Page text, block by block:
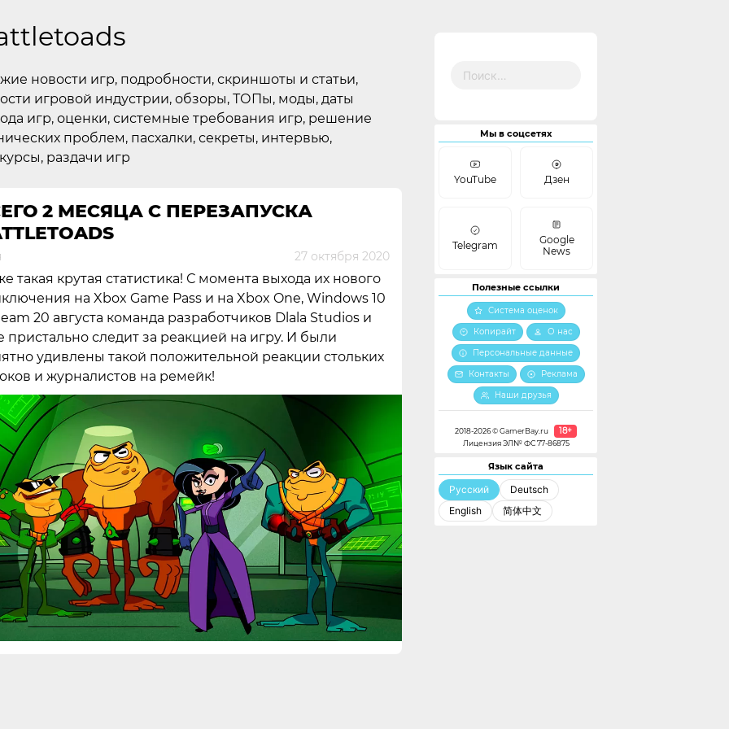
новости игр, подробности, скриншоты и статьи,
игровой индустрии, обзоры, ТОПы, моды, даты
игр, оценки, системные требования игр, решение
проблем, пасхалки, секреты, интервью,
раздачи игр
2 МЕСЯЦА С ПЕРЕЗАПУСКА
27 октября 2020
такая крутая статистика! С момента выхода их нового
на Xbox Game Pass и на Xbox One, Windows 10
20 августа команда разработчиков Dlala Studios и
пристально следит за реакцией на игру. И были
удивлены такой положительной реакции стольких
и журналистов на ремейк!
Мы в соцсетях
YouTube Дзен
Telegram
Google
News
Полезные ссылки
Система оценок
Копирайт
О нас
Персональные данные
Контакты
Реклама
Наши друзья
2018-2026 © GamerBay.ru 18+
Лицензия ЭЛ№ ФС 77-86875
Язык сайта
Русский
Deutsch
English
简体中文